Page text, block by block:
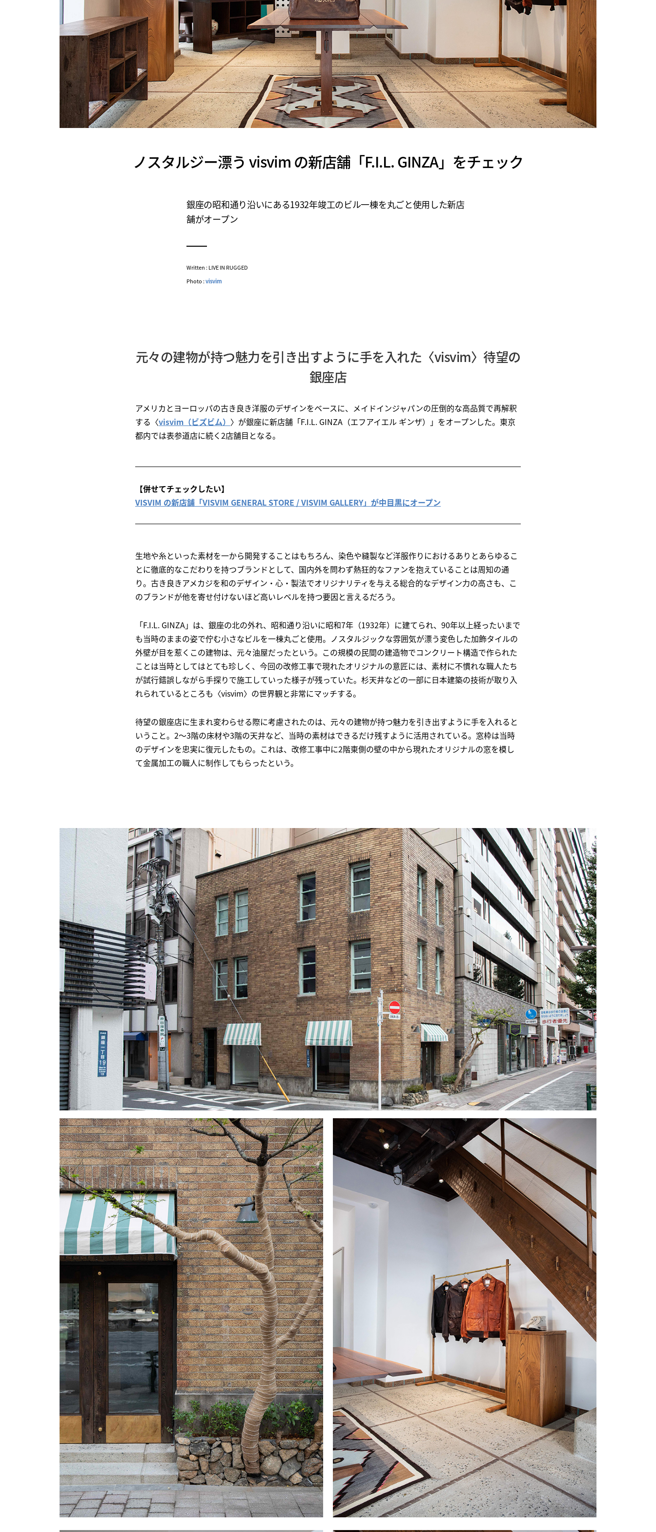
ノスタルジー漂う visvim の新店舗「F.I.L. GINZA」をチェック
銀座の昭和通り沿いにある1932年竣工のビル一棟を丸ごと使用した新店
舗がオープン
Written : LIVE IN RUGGED
Photo :visvim
元々の建物が持つ魅力を引き出すように手を入れた〈visvim〉待望の
銀座店
アメリカとヨーロッパの古き良き洋服のデザインをベースに、メイドインジャパンの圧倒的な高品質で再解釈
する〈visvim（ビズビム） 〉が銀座に新店舗「F.I.L. GINZA（エフアイエル ギンザ）」をオープンした。東京
都内では表参道店に続く2店舗目となる。
【併せてチェックしたい】
VISVIM の新店舗「VISVIM GENERAL STORE / VISVIM GALLERY」が中目黒にオープン
生地や糸といった素材を一から開発することはもちろん、染色や縫製など洋服作りにおけるありとあらゆるこ
とに徹底的なこだわりを持つブランドとして、国内外を問わず熱狂的なファンを抱えていることは周知の通
り。古き良きアメカジを和のデザイン・心・製法でオリジナリティを与える総合的なデザイン力の高さも、こ
のブランドが他を寄せ付けないほど高いレベルを持つ要因と言えるだろう。
「F.I.L. GINZA」は、銀座の北の外れ、昭和通り沿いに昭和7年（1932年）に建てられ、90年以上経ったいまで
も当時のままの姿で佇む小さなビルを一棟丸ごと使用。ノスタルジックな雰囲気が漂う変色した加飾タイルの
外壁が目を惹くこの建物は、元々油屋だったという。この規模の民間の建造物でコンクリート構造で作られた
ことは当時としてはとても珍しく、今回の改修工事で現れたオリジナルの意匠には、素材に不慣れな職人たち
が試行錯誤しながら手探りで施工していった様子が残っていた。杉天井などの一部に日本建築の技術が取り入
れられているところも〈visvim〉の世界観と非常にマッチする。
待望の銀座店に生まれ変わらせる際に考慮されたのは、元々の建物が持つ魅力を引き出すように手を入れると
いうこと。2～3階の床材や3階の天井など、当時の素材はできるだけ残すように活用されている。窓枠は当時
のデザインを忠実に復元したもの。これは、改修工事中に2階東側の壁の中から現れたオリジナルの窓を模し
て金属加工の職人に制作してもらったという。